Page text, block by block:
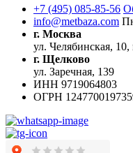
+7 (495) 085-85-56
info@metbaza.com
г. Москва
ул. Челябинская, 10,
г. Щелково
ул. Заречная, 139
ИНН 9719064803
ОГРН